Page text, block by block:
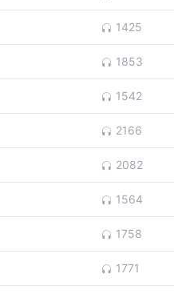
1425
1853
1542
2166
2082
1564
1758
1771